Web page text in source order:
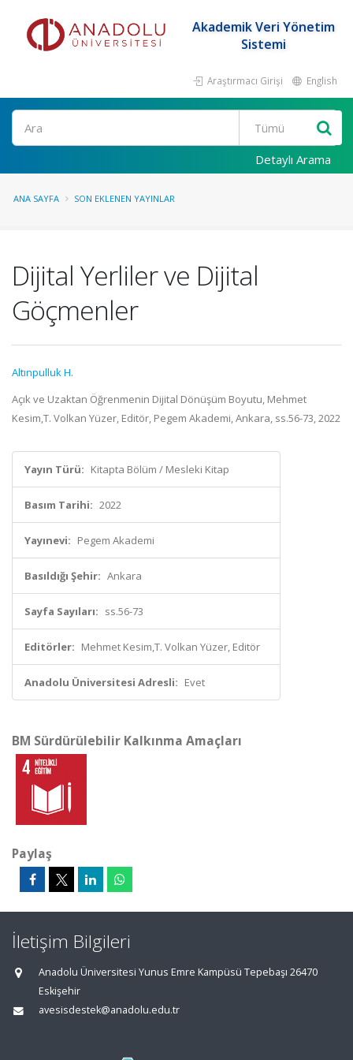
Akademik Veri Yönetim
Sistemi
Araştırmacı Girişi English
Ara
Detaylı Arama
ANA SAYFA SON EKLENEN YAYINLAR
Dijital Yerliler ve Dijital
Göçmenler
Altınpulluk H.
Açık ve Uzaktan Öğrenmenin Dijital Dönüşüm Boyutu, Mehmet
Kesim,T. Volkan Yüzer, Editör, Pegem Akademi, Ankara, ss.56-73, 2022
Yayın Türü: Kitapta Bölüm / Mesleki Kitap
Basım Tarihi: 2022
Yayınevi: Pegem Akademi
Basıldığı Şehir: Ankara
Sayfa Sayıları: ss.56-73
Editörler: Mehmet Kesim,T. Volkan Yüzer, Editör
Anadolu Üniversitesi Adresli: Evet
BM Sürdürülebilir Kalkınma Amaçları
Paylaş
İletişim Bilgileri
Anadolu Üniversitesi Yunus Emre Kampüsü Tepebaşı 26470
Eskişehir
avesisdestek@anadolu.edu.tr